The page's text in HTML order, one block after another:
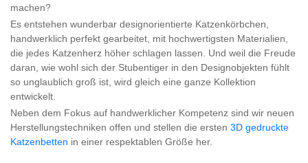
machen?
Es entstehen wunderbar designorientierte Katzenkörbchen,
handwerklich perfekt gearbeitet, mit hochwertigsten Materialien,
die jedes Katzenherz höher schlagen lassen. Und weil die Freude
daran, wie wohl sich der Stubentiger in den Designobjekten fühlt
so unglaublich groß ist, wird gleich eine ganze Kollektion
entwickelt.
Neben dem Fokus auf handwerklicher Kompetenz sind wir neuen
Herstellungstechniken offen und stellen die ersten 3D gedruckte
Katzenbetten in einer respektablen Größe her.